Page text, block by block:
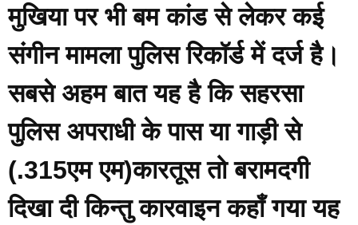
मुखिया पर भी बम कांड से लेकर कई
संगीन मामला पुलिस रिकॉर्ड में दर्ज है।
सबसे अहम बात यह है कि सहरसा
पुलिस अपराधी के पास या गाड़ी से
(.315एम एम)कारतूस तो बरामदगी
दिखा दी किन्तु कारवाइन कहाँ गया यह